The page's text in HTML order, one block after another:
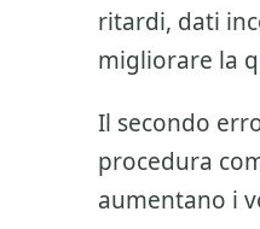
ritardi, dati
migliorare la
Il secondo
procedura
aumentano i